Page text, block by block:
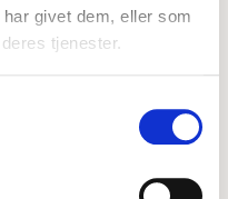
givet dem, eller som
tjenester.
forestilling. De er
samtidig til